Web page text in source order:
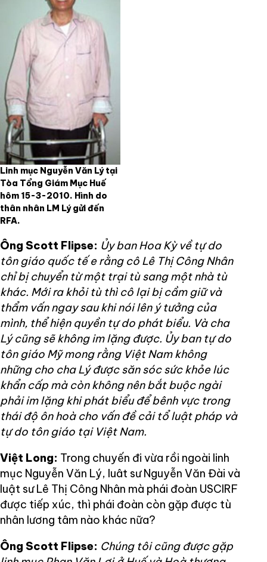
Linh mục Nguyễn Văn Lý tại
Tòa Tổng Giám Mục Huế
hôm 15-3-2010. Hình do
thân nhân LM Lý gửi đến
RFA.
Ông Scott Flipse: Ủy ban Hoa Kỳ về tự do
tôn giáo quốc tế e rằng cô Lê Thị Công Nhân
chỉ bị chuyển từ một trại tù sang một nhà tù
khác. Mới ra khỏi tù thì cô lại bị cầm giữ và
thẩm vấn ngay sau khi nói lên ý tưởng của
mình, thể hiện quyền tự do phát biểu. Và cha
Lý cũng sẽ không im lặng được. Ủy ban tự do
tôn giáo Mỹ mong rằng Việt Nam không
những cho cha Lý được săn sóc sức khỏe lúc
khẩn cấp mà còn không nên bắt buộc ngài
phải im lặng khi phát biểu để bênh vực trong
thái độ ôn hoà cho vấn đề cải tổ luật pháp và
tự do tôn giáo tại Việt Nam.
Việt Long: Trong chuyến đi vừa rồi ngoài linh
mục Nguyễn Văn Lý, luât sư Nguyễn Văn Đài và
luật sư Lê Thị Công Nhân mà phái đoàn USCIRF
được tiếp xúc, thì phái đoàn còn gặp được tù
nhân lương tâm nào khác nữa?
Ông Scott Flipse: Chúng tôi cũng được gặp